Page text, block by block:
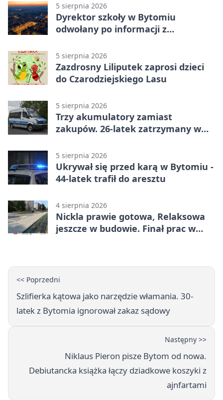
5 sierpnia 2026
Dyrektor szkoły w Bytomiu
odwołany po informacji z
5 sierpnia 2026
Zazdrosny Liliputek zaprosi dzieci
do Czarodziejskiego Lasu
5 sierpnia 2026
Trzy akumulatory zamiast
zakupów. 26-latek zatrzymany w
5 sierpnia 2026
Ukrywał się przed karą w Bytomiu -
44-latek trafił do aresztu
4 sierpnia 2026
Nickla prawie gotowa, Relaksowa
jeszcze w budowie. Finał prac w
<< Poprzedni
Szlifierka kątowa jako narzędzie włamania. 30-
latek z Bytomia ignorował zakaz sądowy
Następny >>
Niklaus Pieron pisze Bytom od nowa.
Debiutancka książka łączy dziadkowe koszyki z
ajnfartami